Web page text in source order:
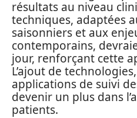
résultats au niveau
techniques, adaptées
saisonniers et aux
contemporains,
jour, renforçant cette
L’ajout de
applications de suivi
devenir un plus dans
patients.